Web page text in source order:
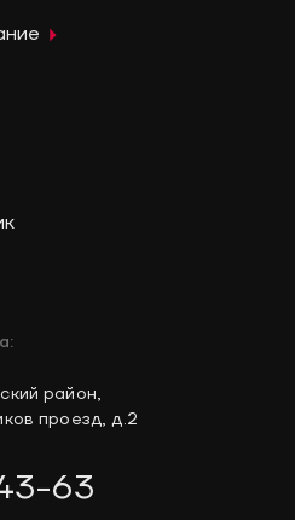
район,
проезд, д.2
63